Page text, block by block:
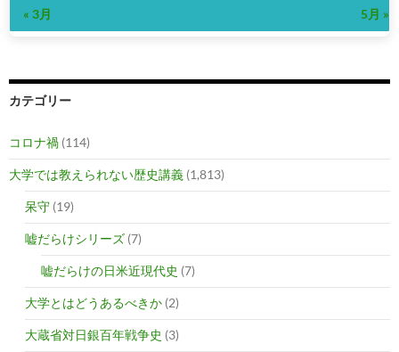
« 3月 5月 »
カテゴリー
コロナ禍 (114)
大学では教えられない歴史講義 (1,813)
呆守 (19)
嘘だらけシリーズ (7)
嘘だらけの日米近現代史 (7)
大学とはどうあるべきか (2)
大蔵省対日銀百年戦争史 (3)